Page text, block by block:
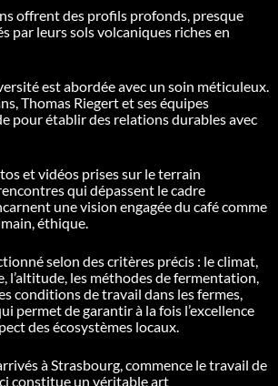
offrent des profils profonds, presque
par leurs sols volcaniques riches en
est abordée avec un soin méticuleux.
Thomas Riegert et ses équipes
pour établir des relations durables avec
et vidéos prises sur le terrain
qui dépassent le cadre
une vision engagée du café comme
éthique.
selon des critères précis : le climat,
l’altitude, les méthodes de fermentation,
conditions de travail dans les fermes,
permet de garantir à la fois l’excellence
des écosystèmes locaux.
à Strasbourg, commence le travail de
constitue un véritable art